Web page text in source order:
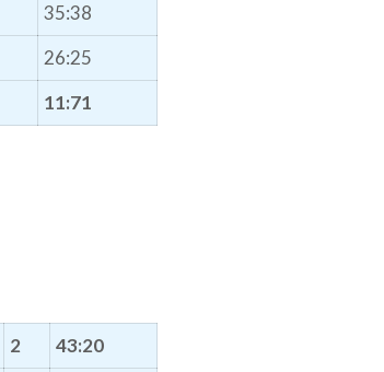
35:38
26:25
11:71
2
43:20